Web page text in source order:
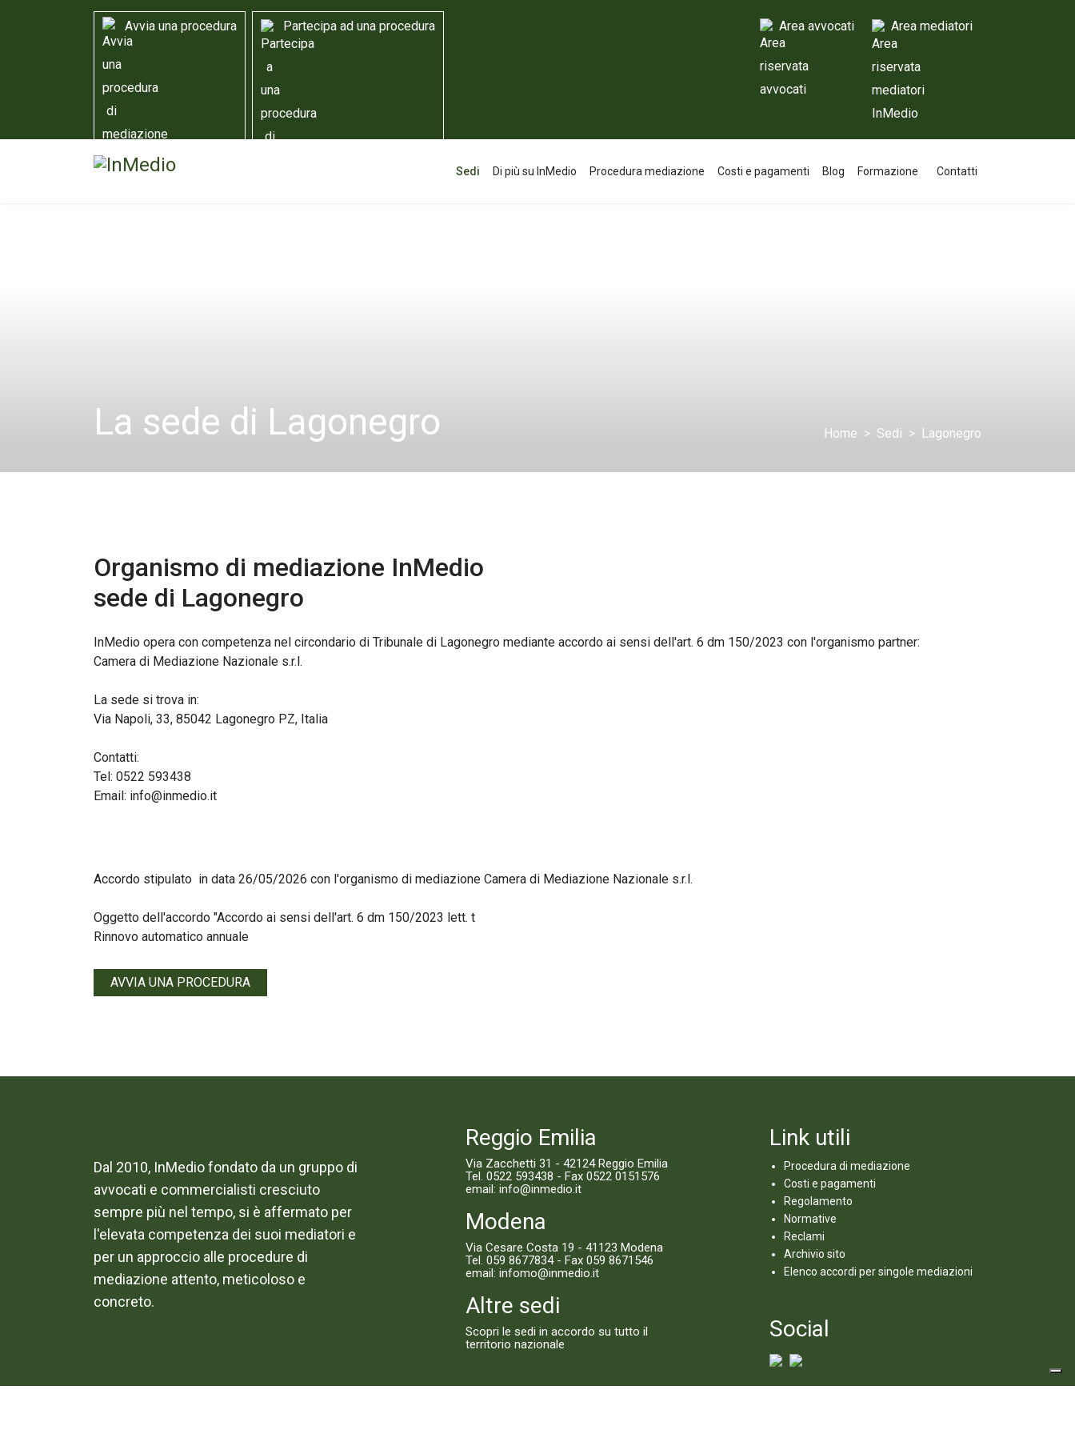
Avvia una procedura Partecipa ad una procedura Area avvocati Area mediatori
Sedi Di più su InMedio Procedura mediazione Costi e pagamenti Blog Formazione Contatti
La sede di Lagonegro Home Sedi Lagonegro
Organismo di mediazione InMedio
sede di Lagonegro
InMedio opera con competenza nel circondario di Tribunale di Lagonegro mediante accordo ai sensi dell'art. 6 dm 150/2023 con l'organismo partner:
Camera di Mediazione Nazionale s.r.l.
La sede si trova in:
Via Napoli, 33, 85042 Lagonegro PZ, Italia
Contatti:
Tel: 0522 593438
Email: info@inmedio.it
Accordo stipulato in data 26/05/2026 con l'organismo di mediazione Camera di Mediazione Nazionale s.r.l.
Oggetto dell'accordo "Accordo ai sensi dell'art. 6 dm 150/2023 lett. t
Rinnovo automatico annuale
AVVIA UNA PROCEDURA
Dal 2010, InMedio fondato da un gruppo di
avvocati e commercialisti cresciuto
sempre più nel tempo, si è affermato per
l'elevata competenza dei suoi mediatori e
per un approccio alle procedure di
mediazione attento, meticoloso e
concreto.
Reggio Emilia
Via Zacchetti 31 - 42124 Reggio Emilia
Tel. 0522 593438 - Fax 0522 0151576
email: info@inmedio.it
Modena
Via Cesare Costa 19 - 41123 Modena
Tel. 059 8677834- Fax 059 8671546
email: infomo@inmedio.it
Altre sedi
Scopri le sedi in accordo su tutto il
territorio nazionale
Link utili
Procedura di mediazione
Costi e pagamenti
Regolamento
Normative
Reclami
Archivio sito
Elenco accordi per singole mediazioni
Social